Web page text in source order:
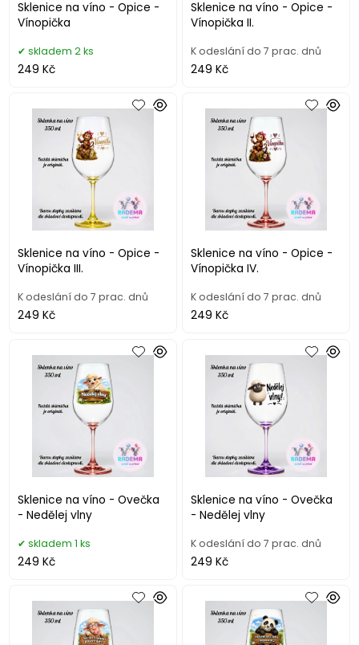
Sklenice na víno - Opice -
Vínopička
skladem 2 ks
249 Kč
Sklenice na víno - Opice -
Vínopička II.
K odeslání do 7 prac. dnů
249 Kč
Sklenice na víno - Opice -
Vínopička III.
K odeslání do 7 prac. dnů
249 Kč
Sklenice na víno - Opice -
Vínopička IV.
K odeslání do 7 prac. dnů
249 Kč
Sklenice na víno - Ovečka
- Nedělej vlny
skladem 1 ks
249 Kč
Sklenice na víno - Ovečka
- Nedělej vlny
K odeslání do 7 prac. dnů
249 Kč